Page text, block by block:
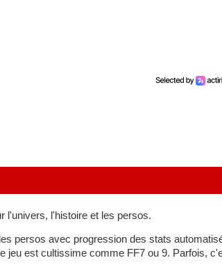
l'univers, l'histoire et les persos.
persos avec progression des stats
jeu est cultissime comme FF7 ou 9. Parfois,